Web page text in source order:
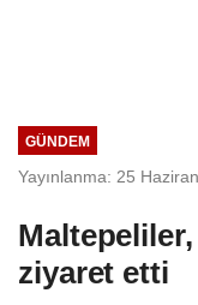
GÜNDEM
Yayınlanma: 25
Maltepeliler,
ziyaret etti